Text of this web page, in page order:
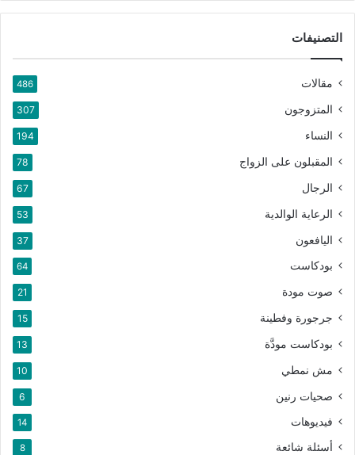
التصنيفات
مقالات 486
المتزوجون 307
النساء 194
المقبلون على الزواج 78
الرجال 67
الرعاية الوالدية 53
اليافعون 37
بودكاست 64
صوت مودة 21
جرجورة وفطينة 15
بودكاست مودَّة 13
مش نمطي 10
صحيات رنين 6
فيديوهات 14
أسئلة شائعة 8